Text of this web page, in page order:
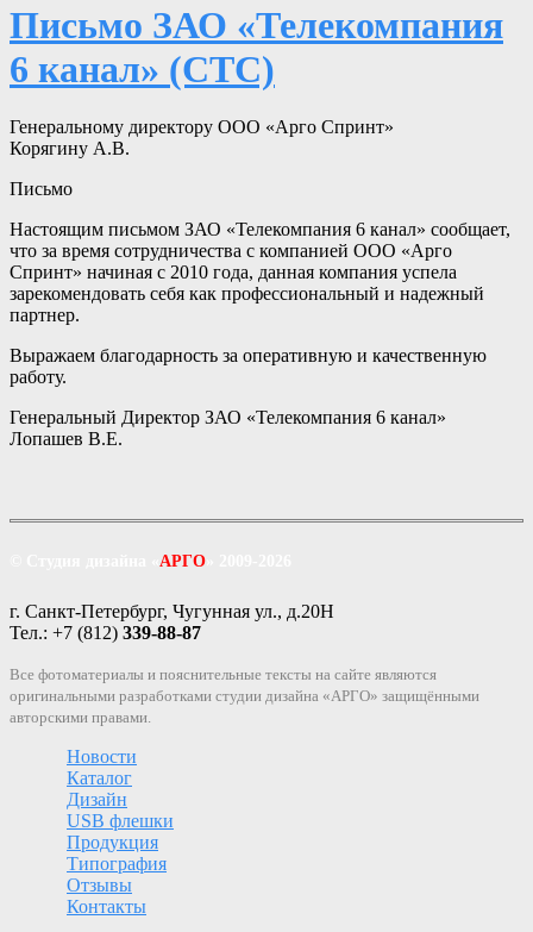
Письмо ЗАО «Телекомпания
6 канал» (СТС)
Генеральному директору ООО «Арго Спринт»
Корягину А.В.
Письмо
Настоящим письмом ЗАО «Телекомпания 6 канал» сообщает,
что за время сотрудничества с компанией ООО «Арго
Спринт» начиная с 2010 года, данная компания успела
зарекомендовать себя как профессиональный и надежный
партнер.
Выражаем благодарность за оперативную и качественную
работу.
Генеральный Директор ЗАО «Телекомпания 6 канал»
Лопашев В.Е.
АРГО
г. Санкт-Петербург, Чугунная ул., д.20Н
Тел.: +7 (812) 339-88-87
Все фотоматериалы и пояснительные тексты на сайте являются
оригинальными разработками студии дизайна «АРГО» защищёнными
авторскими правами.
Новости
Каталог
Дизайн
USB флешки
Продукция
Типография
Отзывы
Контакты